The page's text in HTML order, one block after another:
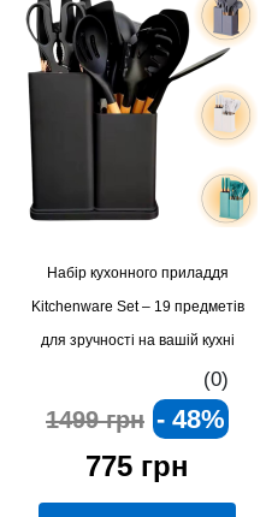
Набір кухонного приладдя
Kitchenware Set – 19 предметів
для зручності на вашій кухні
(0)
1499 грн - 48%
775 грн